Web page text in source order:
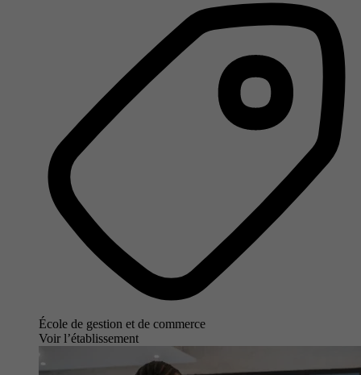
École de gestion et de commerce
Voir l’établissement